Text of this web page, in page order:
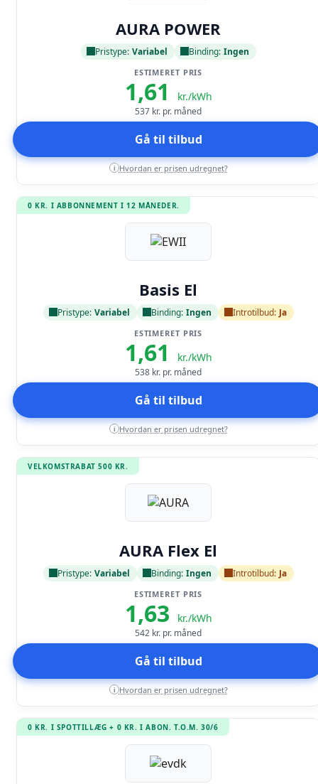
AURA POWER
Pristype: Variabel Binding: Ingen
ESTIMERET PRIS
1,61 kr./kWh
537 kr. pr. måned
Gå til tilbud
i Hvordan er prisen udregnet?
0 KR. I ABBONNEMENT I 12 MÅNEDER.
Basis El
Pristype: Variabel Binding: Ingen Introtilbud: Ja
ESTIMERET PRIS
1,61 kr./kWh
538 kr. pr. måned
Gå til tilbud
i Hvordan er prisen udregnet?
VELKOMSTRABAT 500 KR.
AURA Flex El
Pristype: Variabel Binding: Ingen Introtilbud: Ja
ESTIMERET PRIS
1,63 kr./kWh
542 kr. pr. måned
Gå til tilbud
i Hvordan er prisen udregnet?
0 KR. I SPOTTILLÆG + 0 KR. I ABON. T.O.M. 30/6